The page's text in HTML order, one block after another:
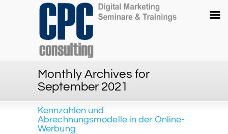
Monthly Archives for
September 2021
Kennzahlen und
Abrechnungsmodelle in der Online-
Werbung